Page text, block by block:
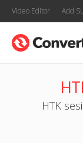
Video Editor Add
HTK